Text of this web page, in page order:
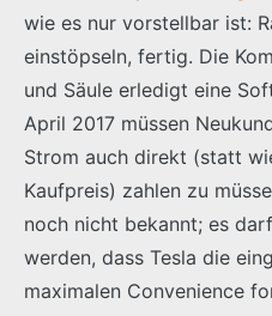
wie es nur vorstellbar ist:
einstöpseln, fertig. Die
und Säule erledigt eine
April 2017 müssen
Strom auch direkt (statt
Kaufpreis) zahlen zu
noch nicht bekannt; es
werden, dass Tesla die
maximalen Convenience